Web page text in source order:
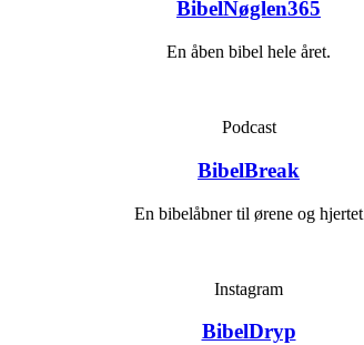
BibelNøglen365
En åben bibel hele året.
Podcast
BibelBreak
En bibelåbner til ørene og hjertet
Instagram
BibelDryp